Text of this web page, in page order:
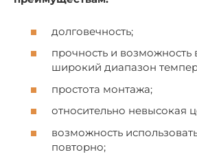
долговечность;
прочность и возможность
широкий диапазон
простота монтажа;
относительно невысокая
возможность
повторно;